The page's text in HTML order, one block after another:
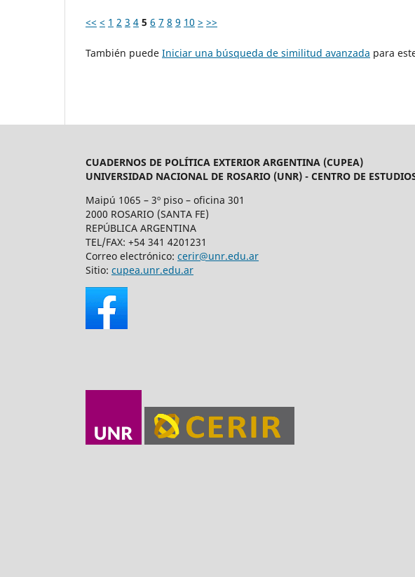
<< < 1 2 3 4 5 6 7 8 9 10 > >>
También puede Iniciar una búsqueda de similitud avanzada para
CUADERNOS DE POLÍTICA EXTERIOR ARGENTINA (CUPEA)
UNIVERSIDAD NACIONAL DE ROSARIO (UNR) - CENTRO DE
Maipú 1065 – 3º piso – oficina 301
2000 ROSARIO (SANTA FE)
REPÚBLICA ARGENTINA
TEL/FAX: +54 341 4201231
Correo electrónico: cerir@unr.edu.ar
Sitio: cupea.unr.edu.ar